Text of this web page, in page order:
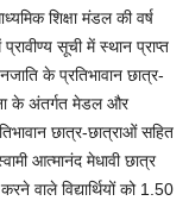
शिक्षा मंडल की वर्ष
सूची में स्थान प्राप्त
के प्रतिभावान छात्र-
के अंतर्गत मेडल और
छात्र-छात्राओं सहित
आत्मानंद मेधावी छात्र
वाले विद्यार्थियों को 1.50